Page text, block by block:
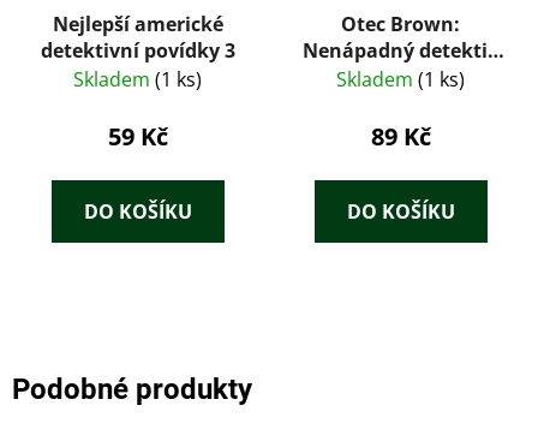
Nejlepší americké
detektivní povídky 3
Skladem (1 ks)
59 Kč
DO KOŠÍKU
Otec Brown:
Nenápadný detektiv
prozřetelnosti
Skladem (1 ks)
89 Kč
DO KOŠÍKU
Podobné produkty